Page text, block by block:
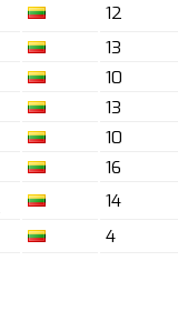
12
13
10
13
10
16
14
4